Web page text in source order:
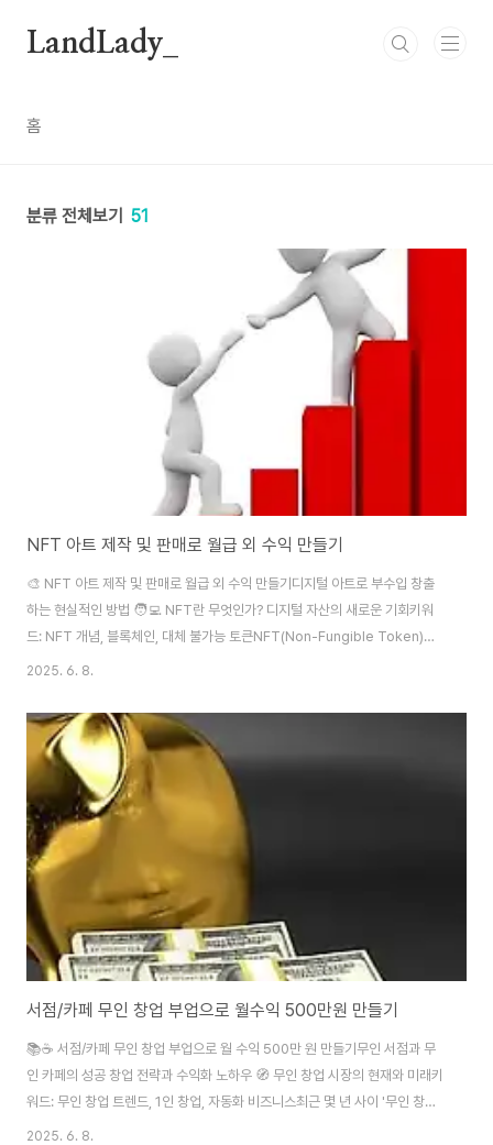
LandLady_
홈
분류 전체보기 51
NFT 아트 제작 및 판매로 월급 외 수익 만들기
🎨 NFT 아트 제작 및 판매로 월급 외 수익 만들기디지털 아트로 부수입 창출
하는 현실적인 방법 🧑‍💻 NFT란 무엇인가? 디지털 자산의 새로운 기회키워
드: NFT 개념, 블록체인, 대체 불가능 토큰NFT(Non-Fungible Token)는
‘대체 불가능한 토큰’이라는 의미로, 디지털 자산에 고유한 소유권을 부여하는
문서 등 다양한 창작물에 적용될 수 있습니다.가령, 일반 이미지 파일은 복제도
쉽고 원본의 소유 여부가 불분명했지만, NFT로 발행하게 되면 해당 파일에 고
유 ID와 메타데이터가 부여되어 세계 어디서든 진짜 소유자를 증명할 수 있게
됩니다. 이는 미술 시장에서의 ‘진품 인증서’와 같은 개념이라고 볼 수 있..
2025. 6. 8.
서점/카페 무인 창업 부업으로 월수익 500만원 만들기
📚☕ 서점/카페 무인 창업 부업으로 월 수익 500만 원 만들기무인 서점과 무
인 카페의 성공 창업 전략과 수익화 노하우 🧭 무인 창업 시장의 현재와 미래키
워드: 무인 창업 트렌드, 1인 창업, 자동화 비즈니스최근 몇 년 사이 '무인 창
업'이라는 키워드는 소자본 창업자 사이에서 급부상하고 있습니다. 인건비 절
2025. 6. 8.